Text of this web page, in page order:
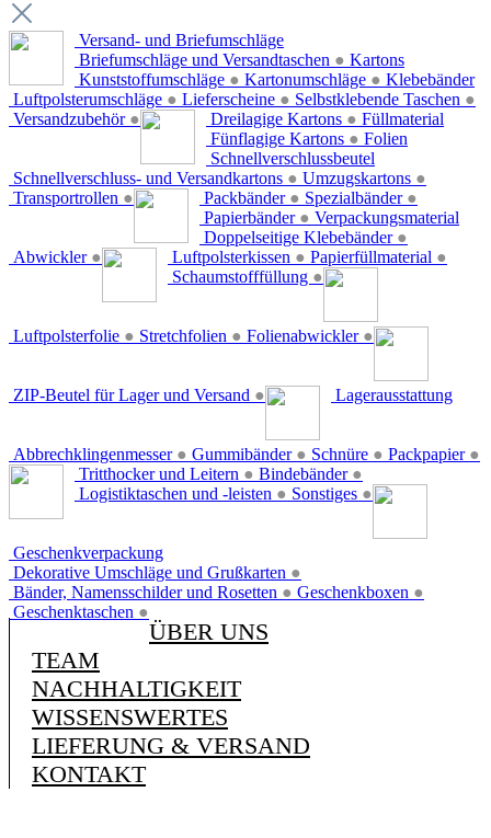
Versand- und Briefumschläge
Briefumschläge und Versandtaschen ●
Kunststoffumschläge ● Kartonumschläge ●
Luftpolsterumschläge ● Lieferscheine ● Selbstklebende Taschen ●
Versandzubehör ●
Kartons
Dreilagige Kartons ●
Fünflagige Kartons ●
Schnellverschluss- und Versandkartons ● Umzugskartons ●
Transportrollen ●
Klebebänder
Packbänder ● Spezialbänder ●
Papierbänder ●
Doppelseitige Klebebänder ●
Abwickler ●
Füllmaterial
Luftpolsterkissen ● Papierfüllmaterial ●
Schaumstofffüllung ●
Folien
Luftpolsterfolie ● Stretchfolien ● Folienabwickler ●
Schnellverschlussbeutel
ZIP-Beutel für Lager und Versand ●
Verpackungsmaterial
Abbrechklingenmesser ● Gummibänder ● Schnüre ● Packpapier ●
Lagerausstattung
Tritthocker und Leitern ● Bindebänder ●
Logistiktaschen und -leisten ● Sonstiges ●
Geschenkverpackung
Dekorative Umschläge und Grußkarten ●
Bänder, Namensschilder und Rosetten ● Geschenkboxen ●
Geschenktaschen ●
ÜBER UNS
TEAM
NACHHALTIGKEIT
WISSENSWERTES
LIEFERUNG & VERSAND
KONTAKT